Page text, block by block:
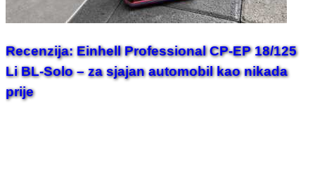
Recenzija: Einhell Professional CP-EP 18/125
Li BL-Solo – za sjajan automobil kao nikada
prije